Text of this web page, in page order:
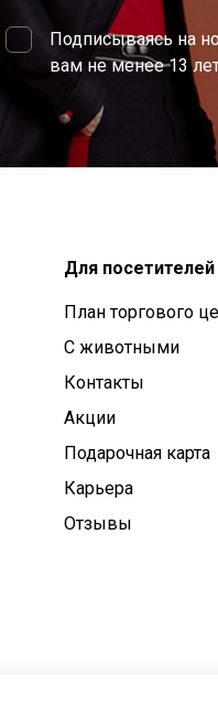
Подписываясь на
вам не менее 13
Для посетителей
План торгового
С животными
Контакты
Aкции
Подарочная карта
Карьера
Отзывы